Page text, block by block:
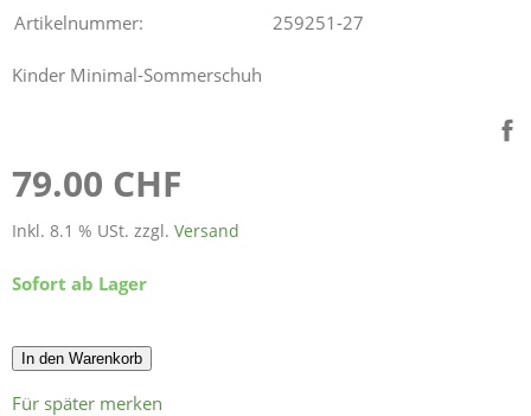
Artikelnummer:
259251-27
Kinder Minimal-Sommerschuh
79.00 CHF
Inkl. 8.1 % USt. zzgl. Versand
Sofort ab Lager
In den Warenkorb
Für später merken